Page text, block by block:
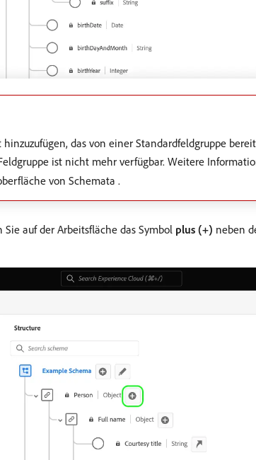
das von einer Standardfeldgruppe
ist nicht mehr verfügbar. Weitere
von Schemata .
auf der Arbeitsfläche das Symbol plus (+) neben